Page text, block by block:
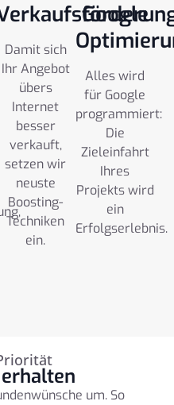
Damit sich
Ihr Angebot
übers
Internet
besser
verkauft,
setzen wir
neuste
Boosting-
Techniken
ein.
Google
Alles wird
für Google
programmiert:
Die
Zieleinfahrt
Ihres
Projekts wird
ein
Erfolgserlebnis.
um. So